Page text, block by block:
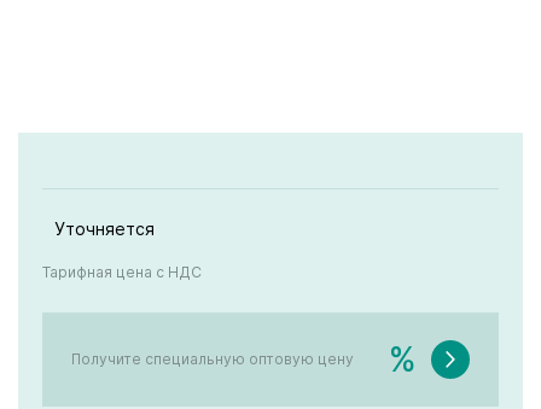
Уточняется
Тарифная цена с НДС
Получите специальную оптовую цену %